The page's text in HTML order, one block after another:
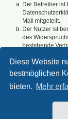
Diese Website
bestmöglichen
bieten. Mehr
Der Betreiber
Mail mitgeteilt.
Der Nutzer ist
des
bestehende
Die
den
Informationen
sind in der